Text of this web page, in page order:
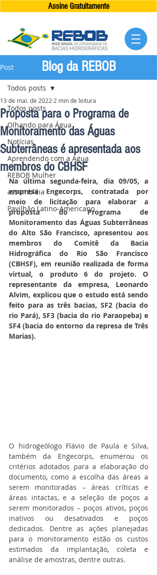
Assine Gratuitamente
Post
Todos posts
Olhando para Água
Notícias
Aprendendo com a Água
REBOB Mulher
assembléia
Pavilhão Latino-Americano
Todos posts
Proposta para o Programa de
Monitoramento das Águas
Subterrâneas é apresentada aos
membros do CBHSF
13 de mai. de 2022 2 min de leitura
Na última segunda-feira, dia 09/05, a
empresa Engecorps, contratada por
meio de licitação para elaborar a
proposta do Programa de
Monitoramento das Águas Subterrâneas
do Alto São Francisco, apresentou aos
membros do Comitê da Bacia
Hidrográfica do Rio São Francisco
(CBHSF), em reunião realizada de forma
virtual, o produto 6 do projeto. O
representante da empresa, Leonardo
Alvim, explicou que o estudo está sendo
feito para as três bacias, SF2 (bacia do
rio Pará), SF3 (bacia do rio Paraopeba) e
SF4 (bacia do entorno da represa de Três
Marias).
O hidrogeólogo Flávio de Paula e Silva,
também da Engecorps, enumerou os
critérios adotados para a elaboração do
documento, como a escolha das áreas a
serem monitoradas – áreas críticas e
áreas intactas, e a seleção de poços a
serem monitorados – poços ativos, poços
inativos ou desativados e poços
dedicados. Dentre as ações planejadas
para o monitoramento estão os custos
estimados da implantação, coleta e
análise de amostras, dentre outras.
Blog da REBOB